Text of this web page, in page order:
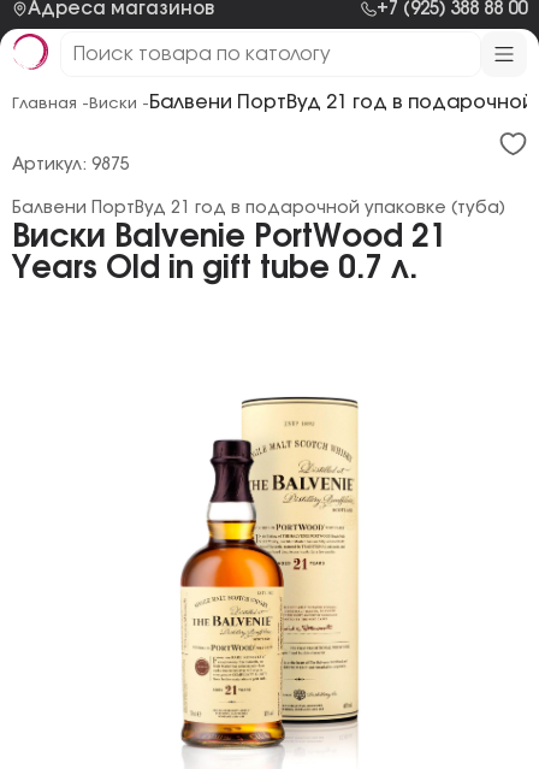
Адреса магазинов +7 (925) 388 88 00
Главная - Виски - Балвени ПортВуд 21 год в подарочной
Виски Balvenie PortWood 21
Years Old in gift tube 0.7 л.
Балвени ПортВуд 21 год в подарочной упаковке (туба)
Артикул: 9875